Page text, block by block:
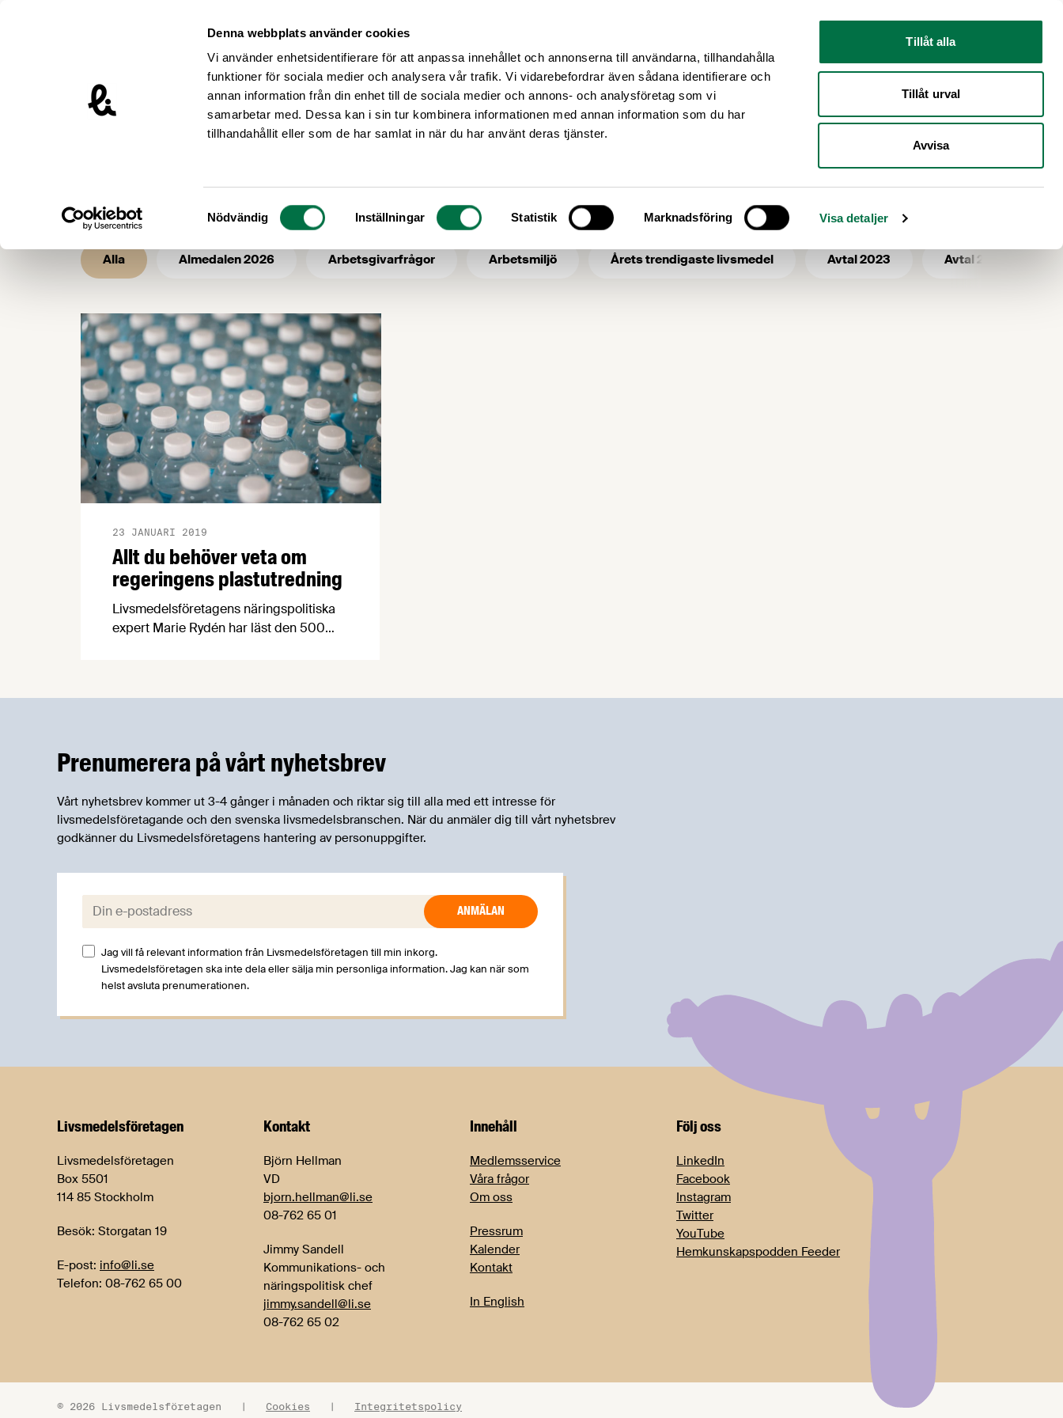
Denna webbplats använder cookies
Vi använder enhetsidentifierare för att anpassa innehållet och annonserna till användarna, tillhandahålla
funktioner för sociala medier och analysera vår trafik. Vi vidarebefordrar även sådana identifierare och
annan information från din enhet till de sociala medier och annons- och analysföretag som vi
samarbetar med. Dessa kan i sin tur kombinera informationen med annan information som du har
tillhandahållit eller som de har samlat in när du har använt deras tjänster.
Samtyckesval
Nödvändig Inställningar Statistik Marknadsföring Visa detaljer
Tillåt alla
Tillåt urval
Avvisa
Livsmedelsföretagen – till startsidan
Livsmedelsföretagen / Nyhetsarkiv / SOU
Nyhetsarkiv - ämne: SOU
Alla Almedalen 2026 Arbetsgivarfrågor Arbetsmiljö Årets trendigaste livsmedel Avtal 2023 Avtal 2025
Allt du behöver veta om
regeringens plastutredning
23 JANUARI 2019
Livsmedelsföretagens näringspolitiska
expert Marie Rydén har läst den 500
livsmedelsindustrin mest relevanta
Prenumerera på vårt nyhetsbrev
Vårt nyhetsbrev kommer ut 3-4 gånger i månaden och riktar sig till alla med ett intresse för
livsmedelsföretagande och den svenska livsmedelsbranschen. När du anmäler dig till vårt nyhetsbrev
godkänner du Livsmedelsföretagens hantering av personuppgifter.
E-post:
Jag vill få relevant information från Livsmedelsföretagen till min inkorg.
Livsmedelsföretagen ska inte dela eller sälja min personliga information. Jag kan när som
helst avsluta prenumerationen.
Livsmedels­företagen
Livsmedelsföretagen
Box 5501
114 85 Stockholm
Besök: Storgatan 19
E-post: info@li.se
Telefon: 08-762 65 00
Kontakt
Björn Hellman
VD
bjorn.hellman@li.se
08-762 65 01
Jimmy Sandell
Kommunikations- och
näringspolitisk chef
jimmy.sandell@li.se
08-762 65 02
Innehåll
Medlemsservice
Våra frågor
Om oss
Pressrum
Kalender
Kontakt
In English
Följ oss
LinkedIn
Facebook
Instagram
Twitter
YouTube
Hemkunskapspodden Feeder
© 2026 Livsmedelsföretagen | Cookies | Integritetspolicy